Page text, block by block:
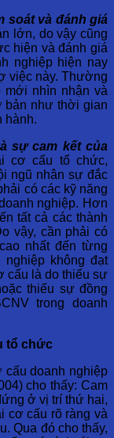
soát và đánh giá
lớn, do vậy cũng
hiện và đánh giá
nghiệp hiện nay
việc này. Thường
mới nhìn nhận và
bản như thời gian
hành.
sự cam kết của
cơ cấu tổ chức,
ngũ nhân sự đắc
có các kỹ năng
nghiệp. Hơn
tất cả các thành
vậy, cần phải có
nhất đến từng
không đạt
cấu là do thiếu sự
thiếu sự đồng
trong doanh
tổ chức
cấu doanh nghiệp
cho thấy: Cam
ở vị trí thứ hai,
cơ cấu rõ ràng và
Qua đó cho thấy,